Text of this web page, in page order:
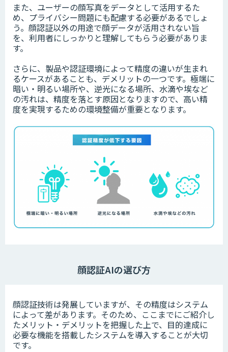
また、ユーザーの顔写真をデータとして活用するた
め、プライバシー問題にも配慮する必要があるでしょ
う。顔認証以外の用途で顔データが活用されない旨
を、利用者にしっかりと理解してもらう必要がありま
す。
さらに、製品や認証環境によって精度の違いが生まれ
るケースがあることも、デメリットの一つです。極端に
暗い・明るい場所や、逆光になる場所、水滴や埃など
の汚れは、精度を落とす原因となりますので、高い精
度を実現するための環境整備が重要となります。
顔認証AIの選び方
顔認証技術は発展していますが、その精度はシステム
によって差があります。そのため、ここまでにご紹介し
たメリット・デメリットを把握した上で、目的達成に
必要な機能を搭載したシステムを導入することが大切
です。